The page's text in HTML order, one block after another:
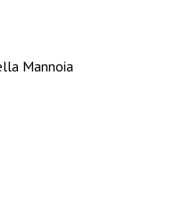
Mannoia